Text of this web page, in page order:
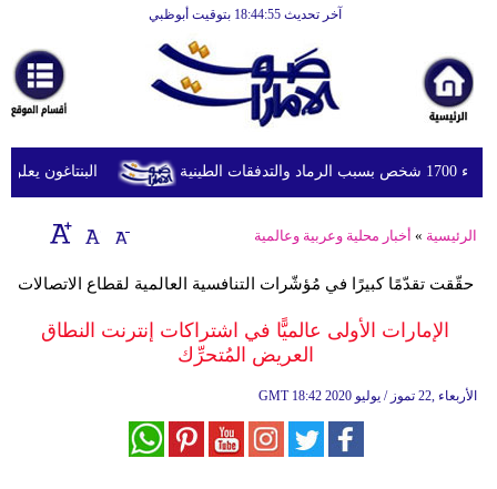
آخر تحديث 18:44:55 بتوقيت أبوظبي
أخبارعاجلة
رياضة
ثقافة
إقتصاد
وموسيقى
أزياء
البنتاغون يعلن
الرئيسية » أخبار محلية وعربية وعالمية
حقّقت تقدّمًا كبيرًا في مُؤشّرات التنافسية العالمية لقطاع الاتصالات
الإمارات الأولى عالميًّا في اشتراكات إنترنت النطاق
العريض المُتحرِّك
GMT 18:42 2020 الأربعاء ,22 تموز / يوليو